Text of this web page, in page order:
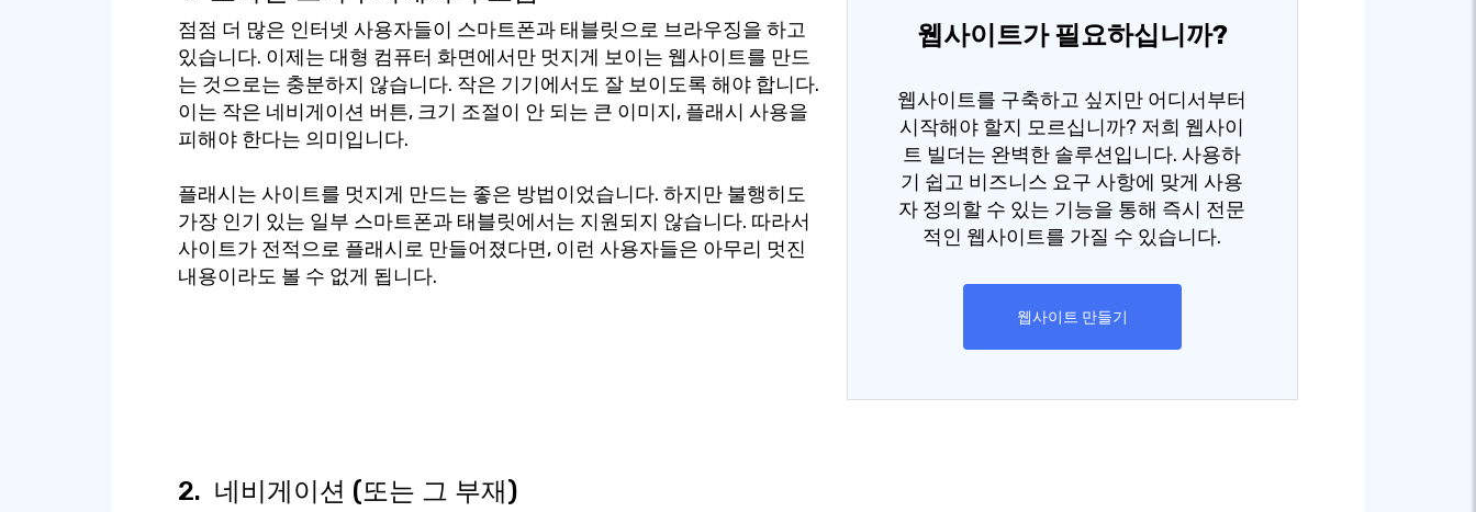
점점 더 많은 인터넷 사용자들이 스마트폰과 태블릿으로 브라우징을 하고
있습니다. 이제는 대형 컴퓨터 화면에서만 멋지게 보이는 웹사이트를 만드
는 것으로는 충분하지 않습니다. 작은 기기에서도 잘 보이도록 해야 합니다.
이는 작은 네비게이션 버튼, 크기 조절이 안 되는 큰 이미지, 플래시 사용을
피해야 한다는 의미입니다.
플래시는 사이트를 멋지게 만드는 좋은 방법이었습니다. 하지만 불행히도
가장 인기 있는 일부 스마트폰과 태블릿에서는 지원되지 않습니다. 따라서
사이트가 전적으로 플래시로 만들어졌다면, 이런 사용자들은 아무리 멋진
내용이라도 볼 수 없게 됩니다.
웹사이트가 필요하십니까?
웹사이트를 구축하고 싶지만 어디서부터
시작해야 할지 모르십니까? 저희 웹사이
트 빌더는 완벽한 솔루션입니다. 사용하
기 쉽고 비즈니스 요구 사항에 맞게 사용
자 정의할 수 있는 기능을 통해 즉시 전문
적인 웹사이트를 가질 수 있습니다.
웹사이트 만들기
2. 네비게이션 (또는 그 부재)